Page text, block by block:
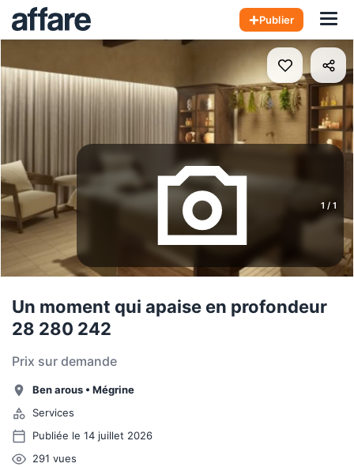
Publier
1 / 1
Un moment qui apaise en profondeur
28 280 242
Prix sur demande
Ben arous • Mégrine
Services
Publiée le 14 juillet 2026
291 vues